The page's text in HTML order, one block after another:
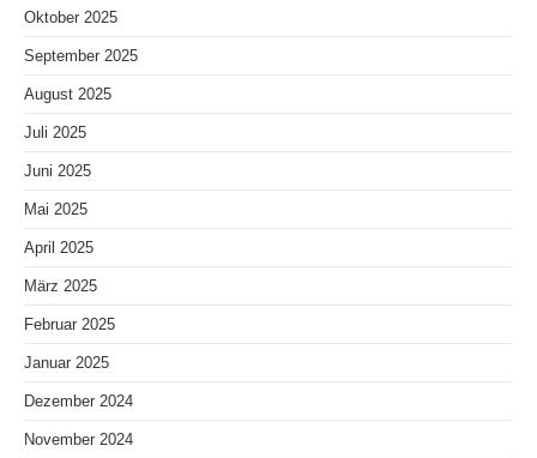
Oktober 2025
September 2025
August 2025
Juli 2025
Juni 2025
Mai 2025
April 2025
März 2025
Februar 2025
Januar 2025
Dezember 2024
November 2024